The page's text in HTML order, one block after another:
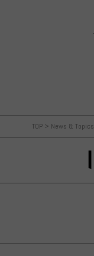
TOP > News & Topics